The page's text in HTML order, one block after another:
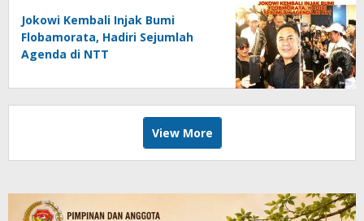
Jokowi Kembali Injak Bumi
Flobamorata, Hadiri Sejumlah
Agenda di NTT
View More